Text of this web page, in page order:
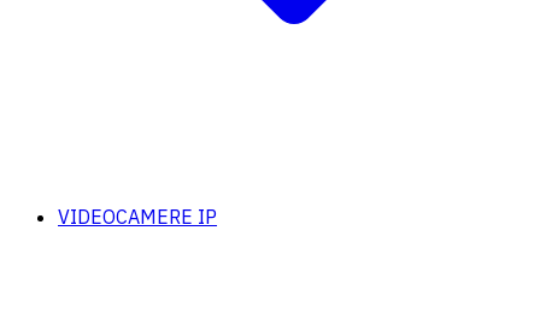
VIDEOCAMERE IP